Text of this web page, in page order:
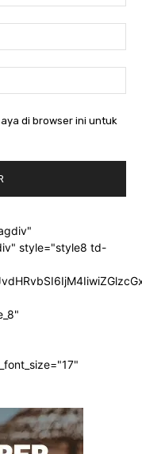
di browser ini untuk
style="style8 td-